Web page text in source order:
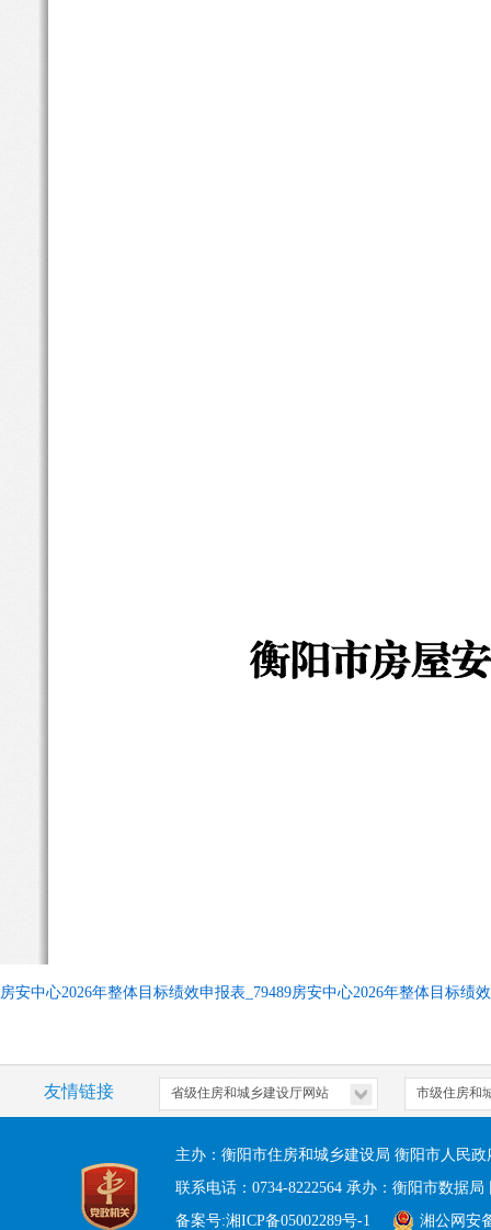
房安中心2026年整体目标绩效申报表_79489房安中心2026年整体目标绩
友情链接
主办：衡阳市住房和城乡建设局 衡阳市人民
联系电话：0734-8222564 承办：衡阳市数据
备案号:湘ICP备05002289号-1
湘公网安